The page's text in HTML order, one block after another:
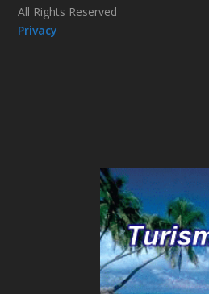
All Rights Reserved
Privacy